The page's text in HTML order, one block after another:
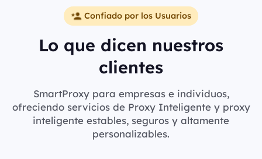
Confiado por los Usuarios
Lo que dicen nuestros
clientes
SmartProxy para empresas e individuos,
ofreciendo servicios de Proxy Inteligente y proxy
inteligente estables, seguros y altamente
personalizables.